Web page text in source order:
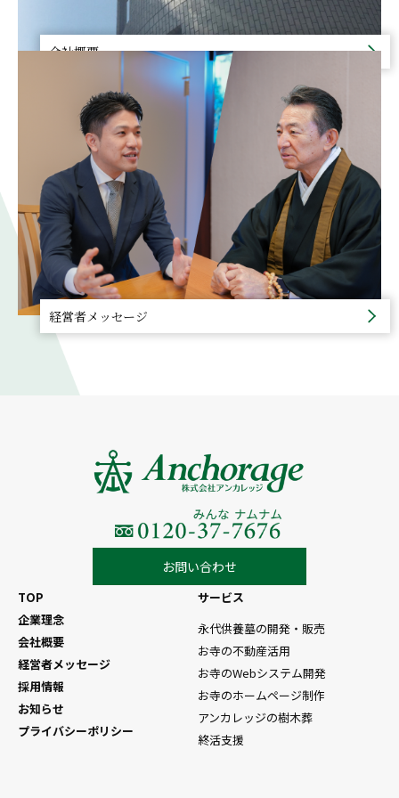
会社概要
経営者メッセージ
お問い合わせ
TOP
企業理念
会社概要
経営者メッセージ
採用情報
お知らせ
プライバシーポリシー
サービス
永代供養墓の開発・販売
お寺の不動産活用
お寺のWebシステム開発
お寺のホームページ制作
アンカレッジの樹木葬
終活支援